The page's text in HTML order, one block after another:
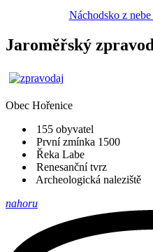
Náchodsko z
Jaroměřský
Obec Hořenice
155 obyvatel
První zmínka 1500
Řeka Labe
Renesanční tvrz
Archeologická naleziště
nahoru